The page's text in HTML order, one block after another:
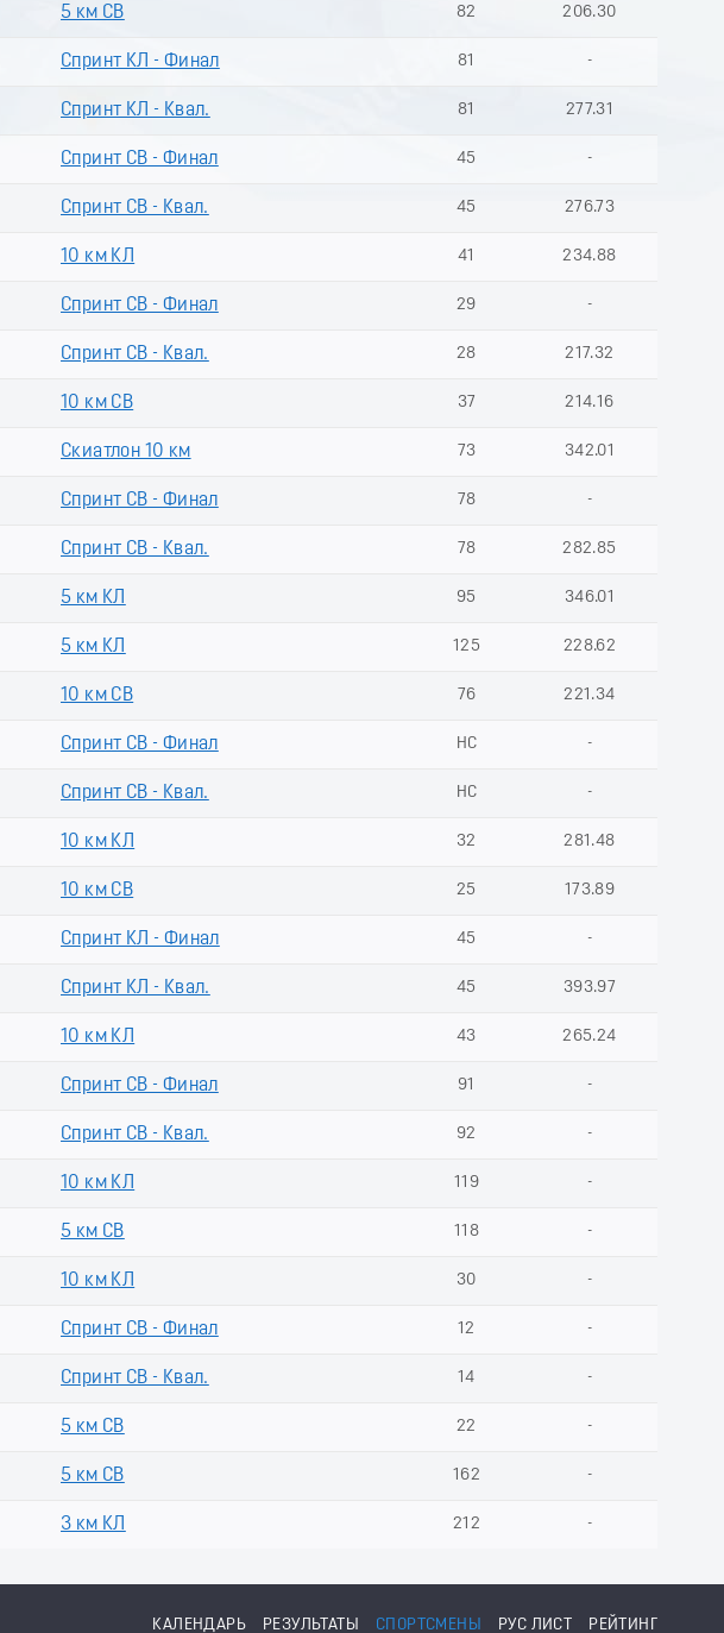
5 км СВ 82 206.30
Спринт КЛ - Финал 81 -
Спринт КЛ - Квал. 81 277.31
Спринт СВ - Финал 45 -
Спринт СВ - Квал. 45 276.73
10 км КЛ 41 234.88
Спринт СВ - Финал 29 -
Спринт СВ - Квал. 28 217.32
10 км СВ 37 214.16
Скиатлон 10 км 73 342.01
Спринт СВ - Финал 78 -
Спринт СВ - Квал. 78 282.85
5 км КЛ 95 346.01
5 км КЛ 125 228.62
10 км СВ 76 221.34
Спринт СВ - Финал НС -
Спринт СВ - Квал. НС -
10 км КЛ 32 281.48
10 км СВ 25 173.89
Спринт КЛ - Финал 45 -
Спринт КЛ - Квал. 45 393.97
10 км КЛ 43 265.24
Спринт СВ - Финал 91 -
Спринт СВ - Квал. 92 -
10 км КЛ 119 -
5 км СВ 118 -
10 км КЛ 30 -
Спринт СВ - Финал 12 -
Спринт СВ - Квал. 14 -
5 км СВ 22 -
5 км СВ 162 -
3 км КЛ 212 -
КАЛЕНДАРЬ РЕЗУЛЬТАТЫ СПОРТСМЕНЫ РУС ЛИСТ РЕЙТИНГ